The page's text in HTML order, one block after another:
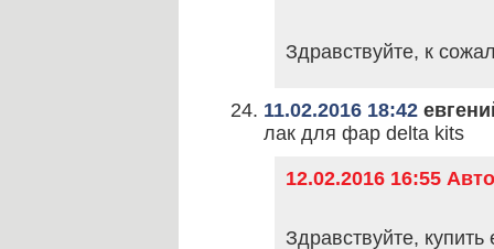
Здравствуйте, к
11.02.2016 18:42
лак для фар delta kits
12.02.2016 16:55
Здравствуйте,